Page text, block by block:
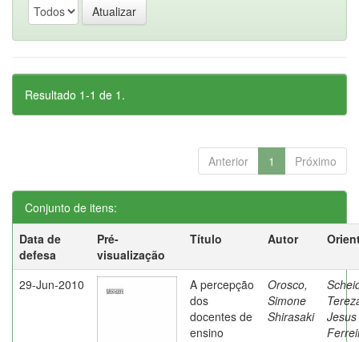
Resultado 1-1 de 1.
Anterior 1 Próximo
Conjunto de itens:
Data de
defesa
Pré-
visualização
Título Autor
29-Jun-2010
A percepção
dos
docentes de
ensino
Orosco,
Simone
Shirasaki
Jesus